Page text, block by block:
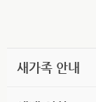
새가족 안내